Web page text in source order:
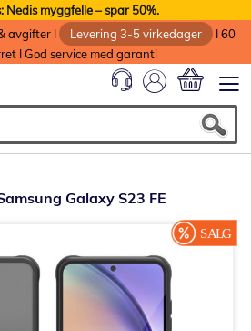
Nedis myggfelle – spar 50%.
avgifter I
Levering 3-5 virkedager
I 60
I God service med garanti
Galaxy S23 FE